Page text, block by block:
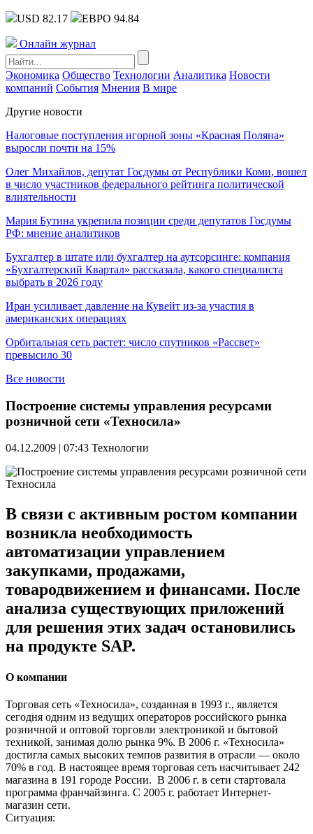
USD 82.17 ЕВРО 94.84
Онлайн журнал
Экономика Общество Технологии Аналитика Новости
компаний События Мнения В мире
Другие новости
Налоговые поступления игорной зоны «Красная Поляна»
выросли почти на 15%
Олег Михайлов, депутат Госдумы от Республики Коми, вошел
в число участников федерального рейтинга политической
влиятельности
Мария Бутина укрепила позиции среди депутатов Госдумы
РФ: мнение аналитиков
Бухгалтер в штате или бухгалтер на аутсорсинге: компания
«Бухгалтерский Квартал» рассказала, какого специалиста
выбрать в 2026 году
Иран усиливает давление на Кувейт из-за участия в
американских операциях
Орбитальная сеть растет: число спутников «Рассвет»
превысило 30
Все новости
Построение системы управления ресурсами
розничной сети «Техносила»
04.12.2009 | 07:43 Технологии
В связи с активным ростом компании
возникла необходимость
автоматизации управлением
закупками, продажами,
товародвижением и финансами. После
анализа существующих приложений
для решения этих задач остановились
на продукте SAP.
О компании
Торговая сеть «Техносила», созданная в 1993 г., является
сегодня одним из ведущих операторов российского рынка
розничной и оптовой торговли электроникой и бытовой
техникой, занимая долю рынка 9%. В 2006 г. «Техносила»
достигла самых высоких темпов развития в отрасли — около
70% в год. В настоящее время торговая сеть насчитывает 242
магазина в 191 городе России. В 2006 г. в сети стартовала
программа франчайзинга. C 2005 г. работает Интернет-
магазин сети.
Ситуация: